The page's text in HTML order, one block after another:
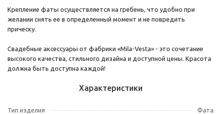
Крепление фаты осуществляется на гребень, что удобно при
желании снять ее в определенный момент и не повредить
прическу.
Свадебные аксессуары от фабрики «Mila-Vesta» - это сочетание
высокого качества, стильного дизайна и доступной цены. Красота
должна быть доступна каждой!
Характеристики
Тип изделия
Фата